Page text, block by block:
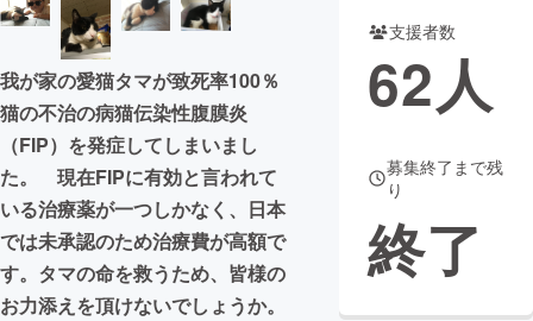
我が家の愛猫タマが致死率100％
猫の不治の病猫伝染性腹膜炎
（FIP）を発症してしまいまし
た。 現在FIPに有効と言われて
いる治療薬が一つしかなく、日本
では未承認のため治療費が高額で
す。タマの命を救うため、皆様の
お力添えを頂けないでしょうか。
支援者数
62人
募集終了まで残
り
終了